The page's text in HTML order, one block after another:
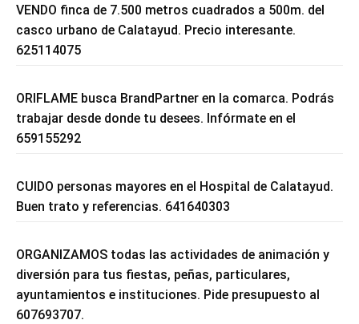
VENDO finca de 7.500 metros cuadrados a 500m. del
casco urbano de Calatayud. Precio interesante.
625114075
ORIFLAME busca BrandPartner en la comarca. Podrás
trabajar desde donde tu desees. Infórmate en el
659155292
CUIDO personas mayores en el Hospital de Calatayud.
Buen trato y referencias. 641640303
ORGANIZAMOS todas las actividades de animación y
diversión para tus fiestas, peñas, particulares,
ayuntamientos e instituciones. Pide presupuesto al
607693707.